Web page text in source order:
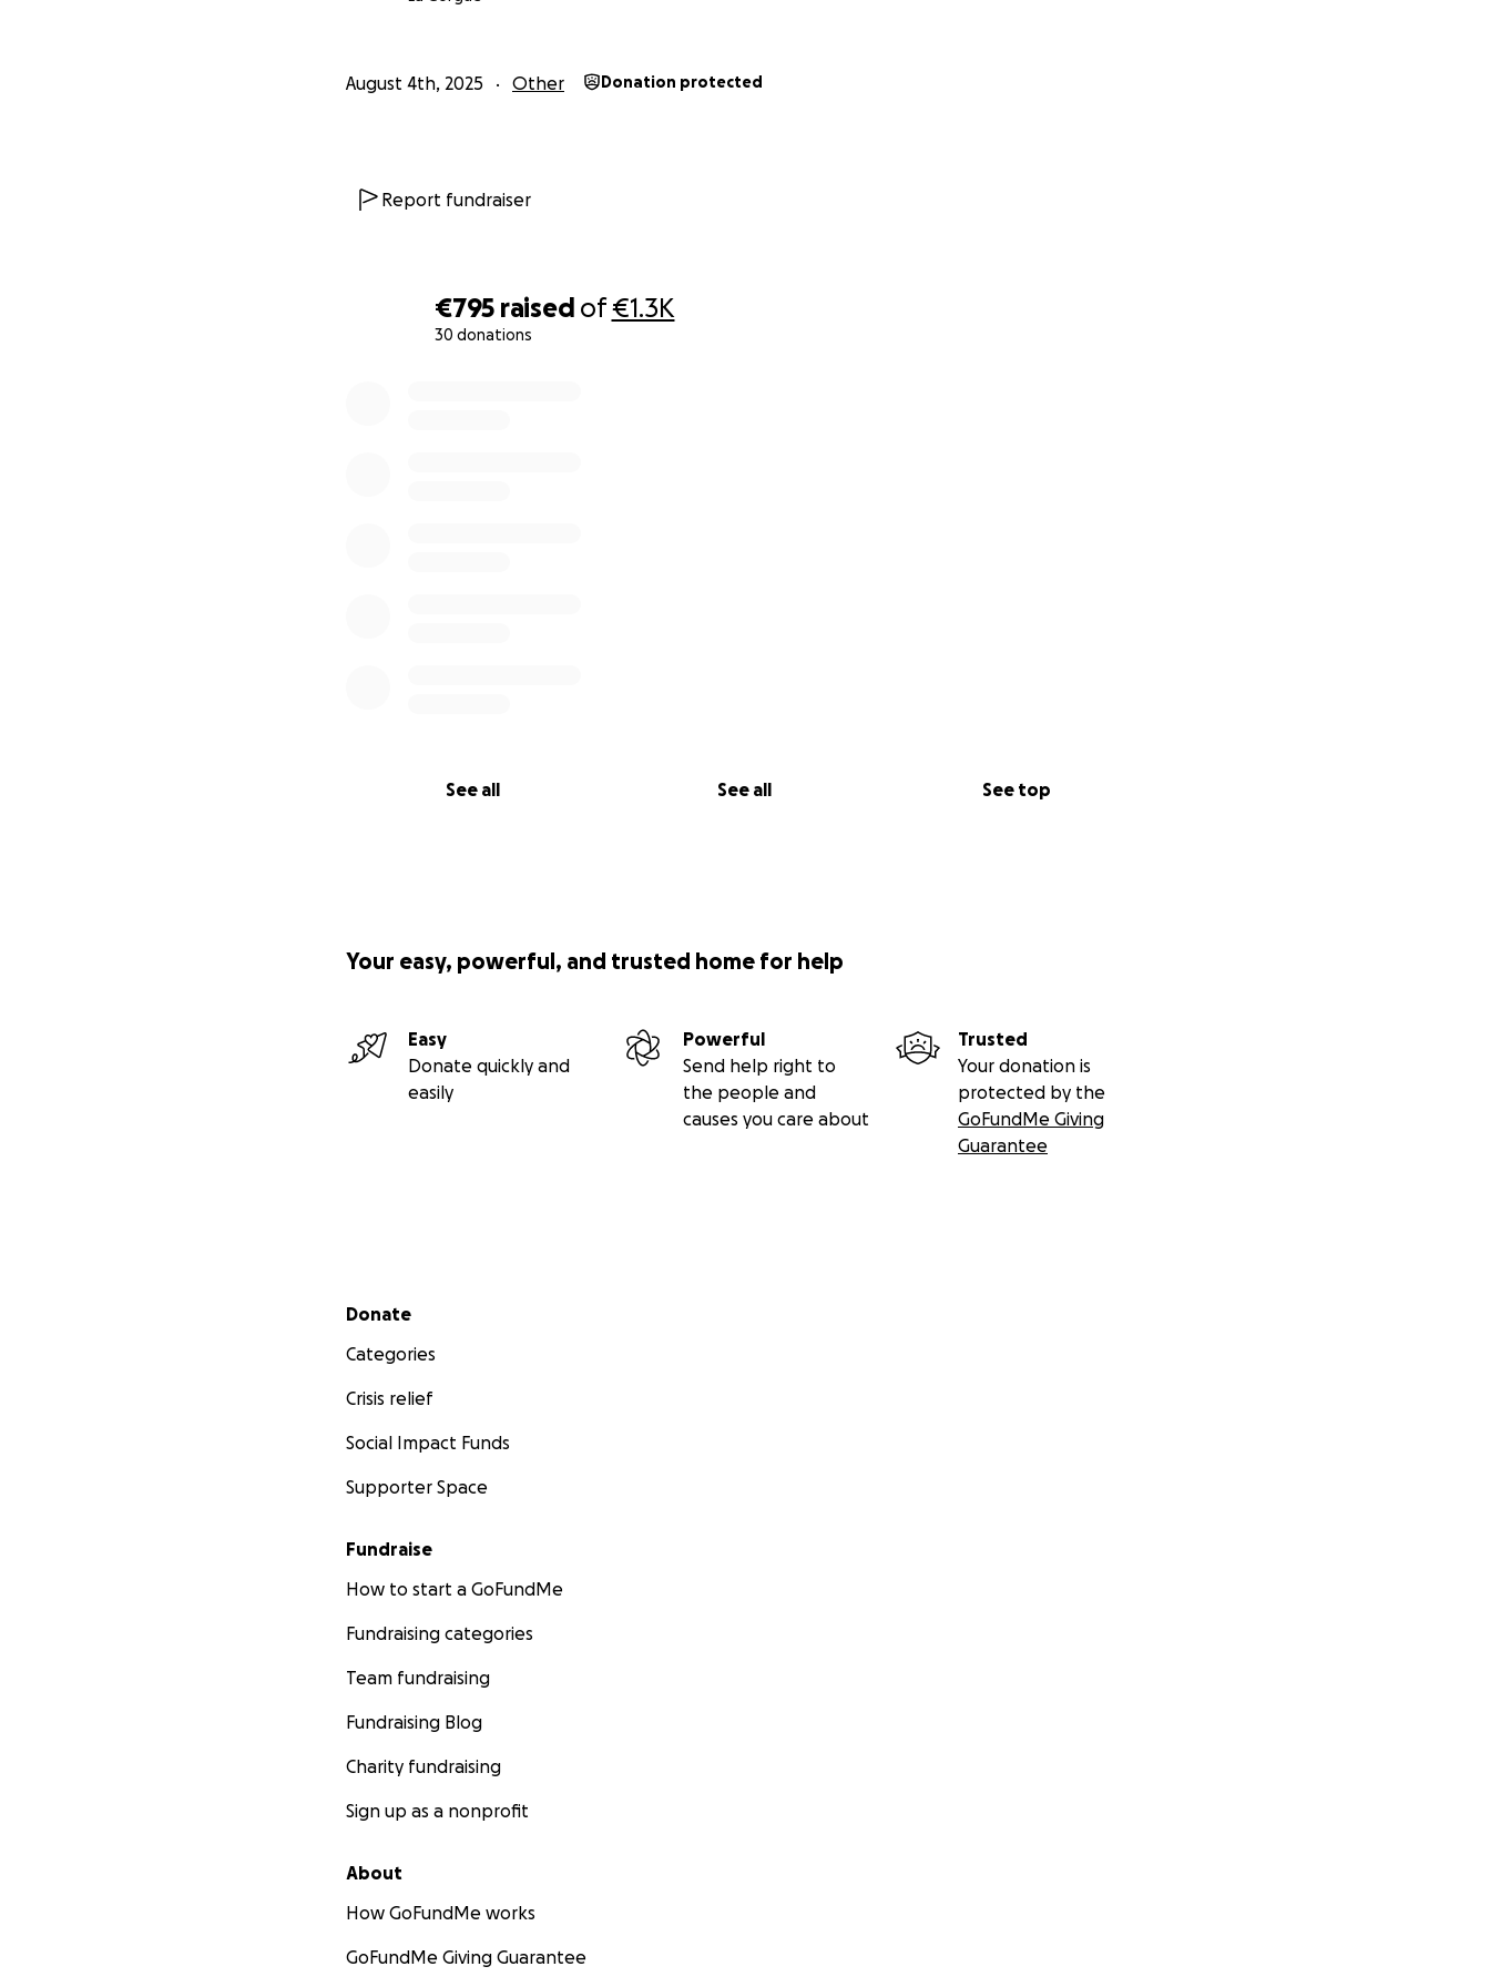
€795 raised of€1.3K
30 donations
See all See all See top
August 4th, 2025 Other Donation protected
Report fundraiser
Your easy, powerful, and trusted home for help
Easy
Donate quickly and
easily
Powerful
Send help right to
the people and
causes you care about
Trusted
Your donation is
protected by the
GoFundMe Giving
Guarantee
Secondary menu
Donate
Categories
Crisis relief
Social Impact Funds
Supporter Space
Fundraise
How to start a GoFundMe
Fundraising categories
Team fundraising
Fundraising Blog
Charity fundraising
Sign up as a nonprofit
About
How GoFundMe works
GoFundMe Giving Guarantee